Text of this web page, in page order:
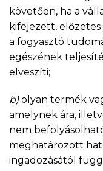
követően, ha a
kifejezett,
a fogyasztó
egészének
elveszíti;
b)olyan termék
amelynek ára,
nem
meghatározott
ingadozásától